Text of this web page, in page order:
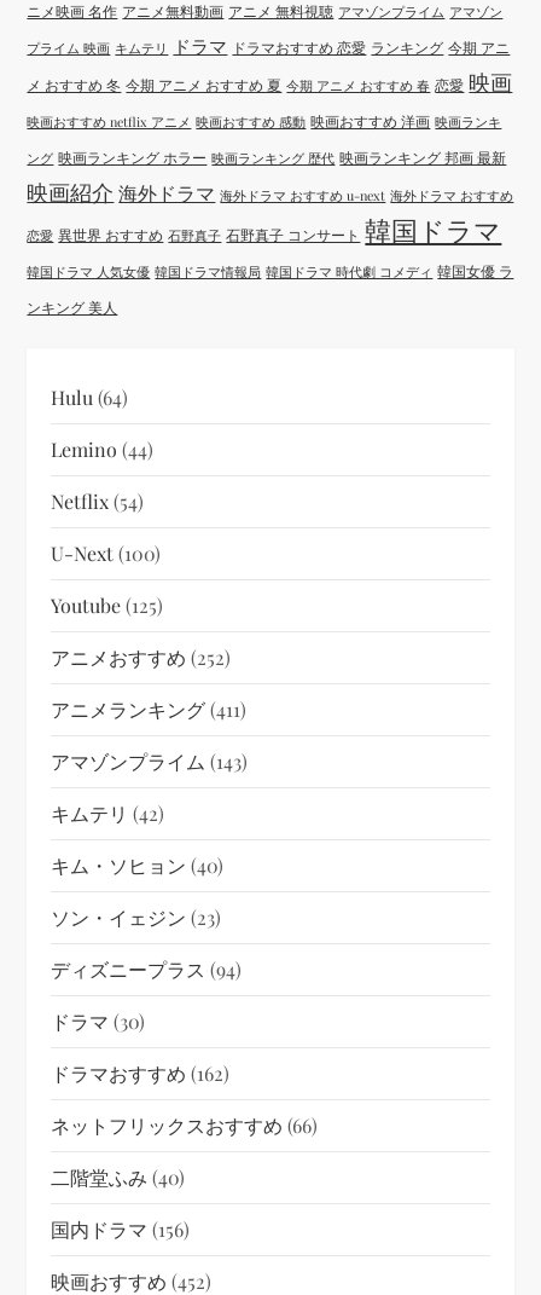
ニメ映画 名作 アニメ無料動画 アニメ 無料視聴 アマゾンプライム アマゾン
プライム 映画 キムテリ ドラマ ドラマおすすめ 恋愛 ランキング 今期 アニ
メ おすすめ 冬 今期 アニメ おすすめ 夏 今期 アニメ おすすめ 春 恋愛 映画
映画おすすめ netflix アニメ 映画おすすめ 感動 映画おすすめ 洋画 映画ランキ
ング 映画ランキング ホラー 映画ランキング 歴代 映画ランキング 邦画 最新
映画紹介 海外ドラマ 海外ドラマ おすすめ u-next 海外ドラマ おすすめ
恋愛 異世界 おすすめ 石野真子 石野真子 コンサート 韓国ドラマ
韓国ドラマ 人気女優 韓国ドラマ情報局 韓国ドラマ 時代劇 コメディ 韓国女優 ラ
ンキング 美人
Hulu (64)
Lemino (44)
Netflix(54)
U-Next(100)
Youtube(125)
アニメおすすめ (252)
アニメランキング(411)
アマゾンプライム (143)
キムテリ (42)
キム・ソヒョン (40)
ソン・イェジン (23)
ディズニープラス (94)
ドラマ (30)
ドラマおすすめ (162)
ネットフリックスおすすめ (66)
二階堂ふみ (40)
国内ドラマ (156)
映画おすすめ (452)